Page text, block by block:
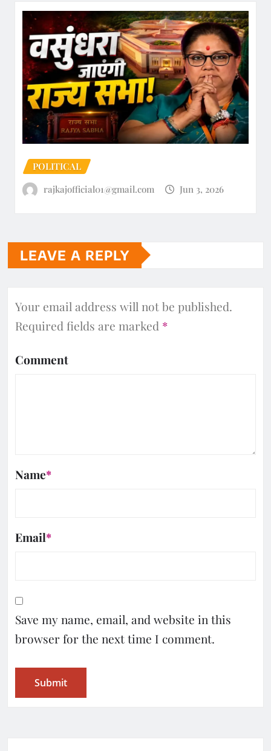
POLITICAL
rajkajofficial01@gmail.com
Jun 3, 2026
LEAVE A REPLY
Your email address will not be published.
Required fields are marked *
Comment
Name*
Email*
Save my name, email, and website in this
browser for the next time I comment.